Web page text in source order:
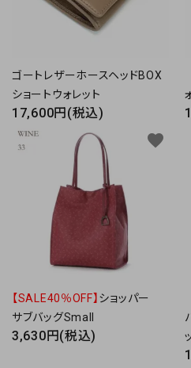
ゴートレザーホースヘッドBOX
ショートウォレット
17,600円(税込)
【SALE40％OFF】 ショッパー
サブバッグSmall
3,630円(税込)
favorite